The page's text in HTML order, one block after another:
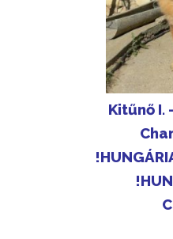
Kitűnő I.